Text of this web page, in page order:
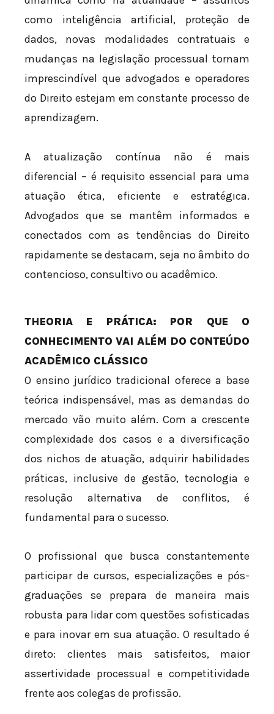
como inteligência artificial, proteção de
dados, novas modalidades contratuais e
mudanças na legislação processual tornam
imprescindível que advogados e operadores
do Direito estejam em constante processo de
aprendizagem.
A atualização contínua não é mais
diferencial – é requisito essencial para uma
atuação ética, eficiente e estratégica.
Advogados que se mantêm informados e
conectados com as tendências do Direito
rapidamente se destacam, seja no âmbito do
contencioso, consultivo ou acadêmico.
THEORIA E PRÁTICA: POR QUE O
CONHECIMENTO VAI ALÉM DO CONTEÚDO
ACADÊMICO CLÁSSICO
O ensino jurídico tradicional oferece a base
teórica indispensável, mas as demandas do
mercado vão muito além. Com a crescente
complexidade dos casos e a diversificação
dos nichos de atuação, adquirir habilidades
práticas, inclusive de gestão, tecnologia e
resolução alternativa de conflitos, é
fundamental para o sucesso.
O profissional que busca constantemente
participar de cursos, especializações e pós-
graduações se prepara de maneira mais
robusta para lidar com questões sofisticadas
e para inovar em sua atuação. O resultado é
direto: clientes mais satisfeitos, maior
assertividade processual e competitividade
frente aos colegas de profissão.